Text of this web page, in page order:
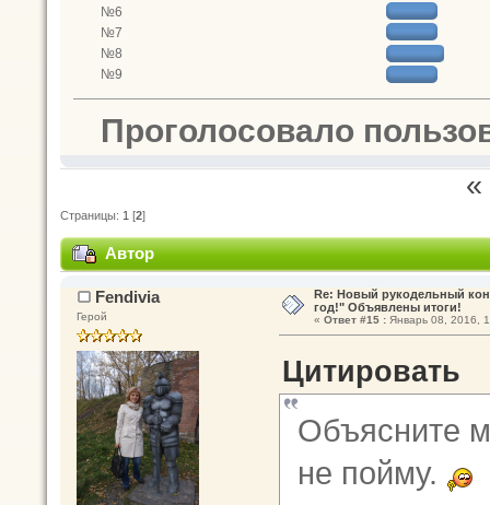
№6
№7
№8
№9
Проголосовало
Страницы: 1 [2]
Автор
Тема: Рукодельный конкурс
Fendivia
Герой
Re: Новый рукодельный
год!" Объявлены итоги!
« Ответ #15 :Январь 08, 2016,
Цитировать
Объясните
не пойму.